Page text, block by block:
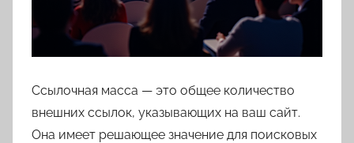
Ссылочная масса — это общее количество
внешних ссылок, указывающих на ваш сайт.
Она имеет решающее значение для поисковых